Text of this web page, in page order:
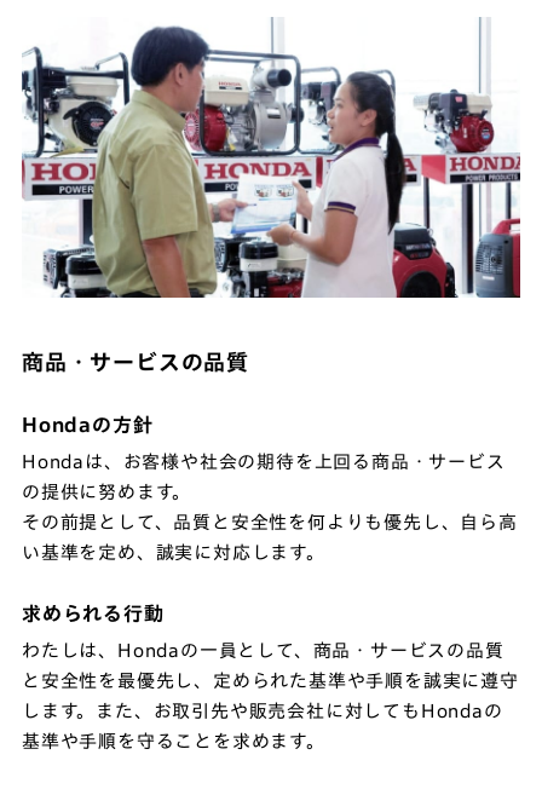
商品・サービスの品質
Hondaの方針
Hondaは、お客様や社会の期待を上回る商品・サービス
の提供に努めます。
その前提として、品質と安全性を何よりも優先し、自ら高
い基準を定め、誠実に対応します。
求められる行動
わたしは、Hondaの一員として、商品・サービスの品質
と安全性を最優先し、定められた基準や手順を誠実に遵守
します。また、お取引先や販売会社に対してもHondaの
基準や手順を守ることを求めます。